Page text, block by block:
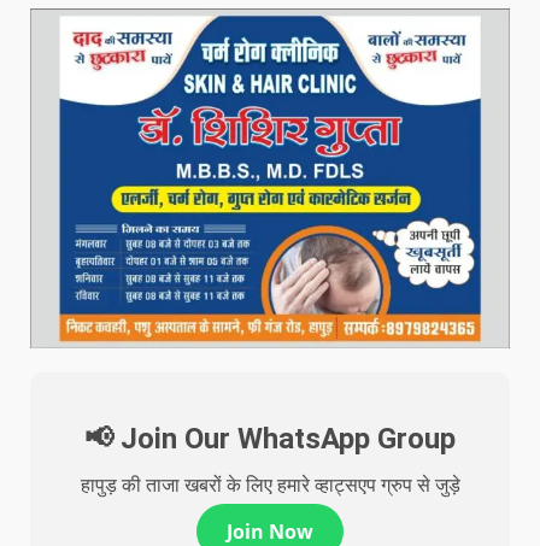
📢 Join Our WhatsApp Group
हापुड़ की ताजा खबरों के लिए हमारे व्हाट्सएप ग्रुप से जुड़े
Join Now